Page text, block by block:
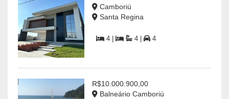
Camboriú
Santa Regina
4 | 4 | 4
R$10.000.900,00
Balneário Camboriú